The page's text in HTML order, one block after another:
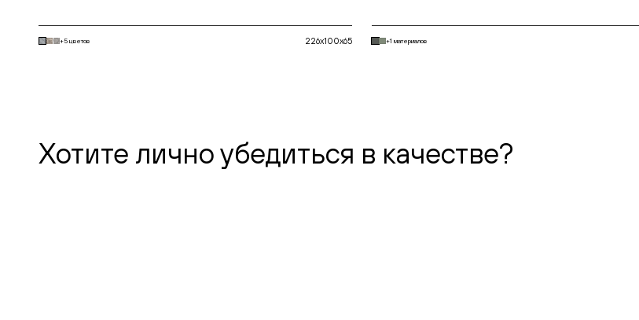
+5 цветов 226x100x65 +1 материалов
Хотите лично убедиться в качестве?